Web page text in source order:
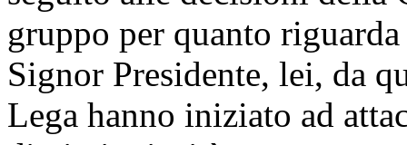
gruppo per quanto
Signor Presidente, lei, da
Lega hanno iniziato ad